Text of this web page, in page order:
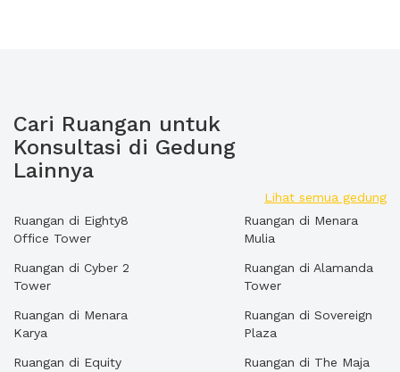
Cari Ruangan untuk
Konsultasi di Gedung
Lainnya
Lihat semua gedung
Ruangan di Eighty8
Office Tower
Ruangan di Cyber 2
Tower
Ruangan di Menara
Karya
Ruangan di Equity
Ruangan di Menara
Mulia
Ruangan di Alamanda
Tower
Ruangan di Sovereign
Plaza
Ruangan di The Maja